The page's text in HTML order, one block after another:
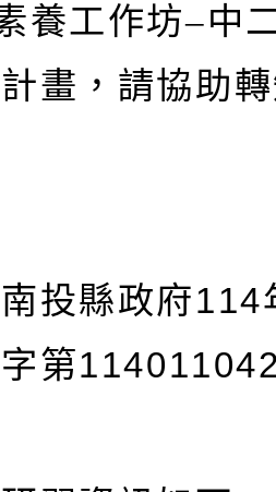
養工作坊–中
畫，請協助
投縣政府114
第